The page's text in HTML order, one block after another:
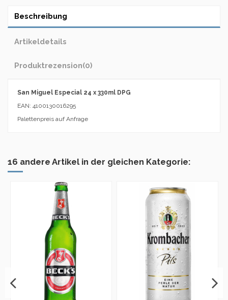
Beschreibung
Artikeldetails
Produktrezension(0)
San Miguel Especial 24 x 330ml DPG
EAN: 4100130016295
Palettenpreis auf Anfrage
16 andere Artikel in der gleichen Kategorie: